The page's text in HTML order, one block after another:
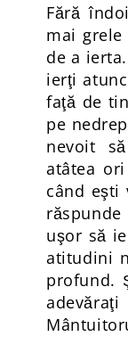
Fără
mai grele
de a
ierţi
faţă de
pe
nevoit
atâtea
când eşti
uşor să
atitudini
profund.